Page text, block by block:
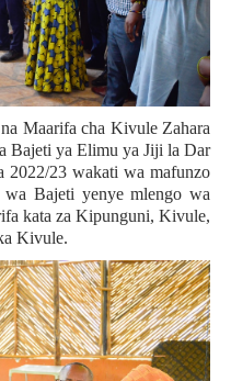
Maarifa cha Kivule Zahara
Bajeti ya Elimu ya Jiji la Dar
2022/23 wakati wa mafunzo
Bajeti yenye mlengo wa
kata za Kipunguni, Kivule,
Kivule.